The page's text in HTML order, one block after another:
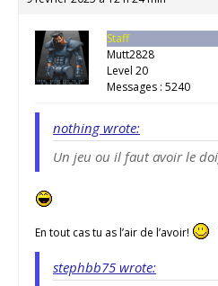
Staff
Mutt2828
Level 20
Messages : 5240
nothing wrote:
Un jeu ou il faut avoir le
En tout cas tu as l’air de l’avoir!
stephbb75 wrote: